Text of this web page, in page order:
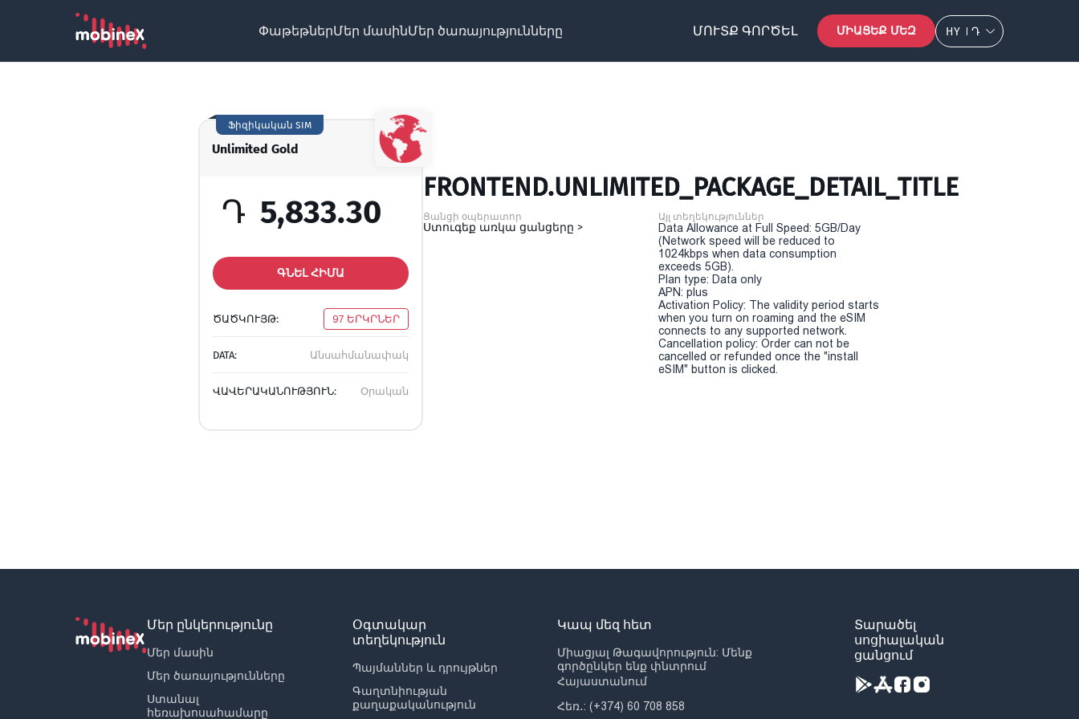
ՓաթեթներՄեր մասինՄեր ծառայությունները ՄՈՒՏՔ ԳՈՐԾԵԼ ՄԻԱՑԵՔ ՄԵԶ HY Դ
Unlimited Gold
Ֆիզիկական SIM
Դ 5,833.30
ԳՆԵԼ ՀԻՄԱ
ԾԱԾԿՈՒՅԹ: 97 ԵՐԿՐՆԵՐ
DATA: Անսահմանափակ
ՎԱՎԵՐԱԿԱՆՈՒԹՅՈՒՆ: Օրական
FRONTEND.UNLIMITED_PACKAGE_DETAIL_TITLE
Ցանցի օպերատոր
Ստուգեք առկա ցանցերը >
Այլ տեղեկություններ
Data Allowance at Full Speed: 5GB/Day
(Network speed will be reduced to
1024kbps when data consumption
exceeds 5GB).
Plan type: Data only
APN: plus
Activation Policy: The validity period starts
when you turn on roaming and the eSIM
connects to any supported network.
Cancellation policy: Order can not be
cancelled or refunded once the "install
eSIM" button is clicked.
Մեր ընկերությունը
Մեր մասին
Մեր ծառայությունները
Ստանալ
հեռախոսահամարը
Օգտակար
տեղեկություն
Պայմաններ և դրույթներ
Գաղտնիության
քաղաքականություն
Կապ մեզ հետ
Միացյալ Թագավորություն: Մենք
գործընկեր ենք փնտրում
Հայաստանում
Հեռ․: (+374) 60 708 858
Տարածել
սոցիալական
ցանցում